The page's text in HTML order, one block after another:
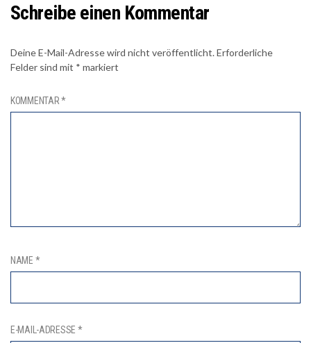
Schreibe einen Kommentar
Deine E-Mail-Adresse wird nicht veröffentlicht.Erforderliche
Felder sind mit * markiert
KOMMENTAR*
NAME *
E-MAIL-ADRESSE *